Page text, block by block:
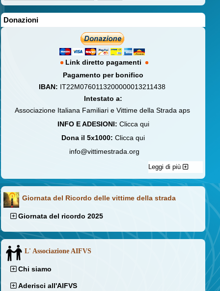
Donazioni
Link diretto pagamenti
Pagamento per bonifico
IBAN: IT22M0760113200000013211438
Intestato a:
Associazione Italiana Familiari e Vittime della Strada aps
INFO E ADESIONI: Clicca qui
Dona il 5x1000: Clicca qui
info@vittimestrada.org
Leggi di più
Giornata del Ricordo delle vittime della strada
Giornata del ricordo 2025
L' Associazione AIFVS
Chi siamo
Aderisci all'AIFVS